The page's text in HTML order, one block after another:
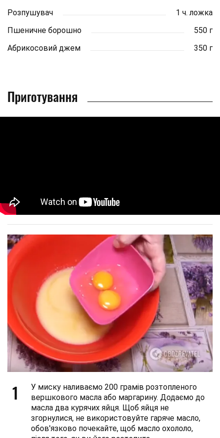
Розпушувач
1 ч. ложка
Пшеничне борошно
550 г
Абрикосовий джем
350 г
Приготування
1
У миску наливаємо 200 грамів розтопленого
вершкового масла або маргарину. Додаємо до
масла два курячих яйця. Щоб яйця не
згорнулися, не використовуйте гаряче масло,
обов'язково почекайте, щоб масло охололо,